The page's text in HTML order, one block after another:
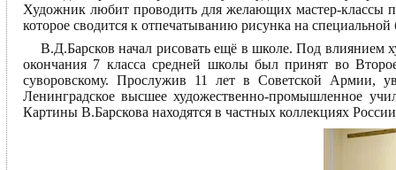
Художник любит проводить для желающих мастер-классы
которое сводится к отпечатыванию рисунка на
В.Д.Барсков начал рисовать ещё в школе. Под влиянием
окончания 7 класса средней школы был принят во
суворовскому. Прослужив 11 лет в Советской Армии,
Ленинградское высшее художественно-промышленное
Картины В.Барскова находятся в частных коллекциях